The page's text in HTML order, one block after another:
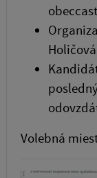
Volebná